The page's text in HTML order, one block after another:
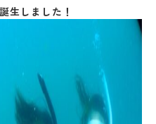
生しました！